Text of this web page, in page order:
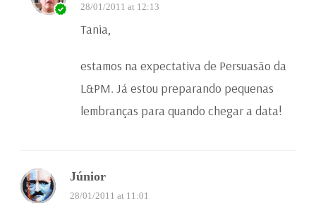
28/01/2011 at 12:13
Tania,
estamos na expectativa de Persuasão da
L&PM. Já estou preparando pequenas
lembranças para quando chegar a data!
Júnior
28/01/2011 at 11:01